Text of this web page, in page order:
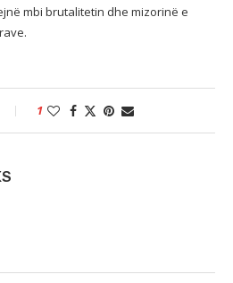
mbi brutalitetin dhe mizorinë e
1